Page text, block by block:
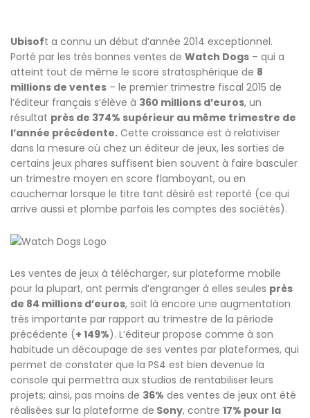
Ubisoft a connu un début d’année 2014 exceptionnel.
Porté par les très bonnes ventes de Watch Dogs – qui a
atteint tout de même le score stratosphérique de 8
millions de ventes – le premier trimestre fiscal 2015 de
l’éditeur français s’élève à 360 millions d’euros, un
résultat près de 374% supérieur au même trimestre de
l’année précédente. Cette croissance est à relativiser
dans la mesure où chez un éditeur de jeux, les sorties de
certains jeux phares suffisent bien souvent à faire basculer
un trimestre moyen en score flamboyant, ou en
cauchemar lorsque le titre tant désiré est reporté (ce qui
arrive aussi et plombe parfois les comptes des sociétés).
Les ventes de jeux à télécharger, sur plateforme mobile
pour la plupart, ont permis d’engranger à elles seules près
de 84 millions d’euros, soit là encore une augmentation
très importante par rapport au trimestre de la période
précédente (+ 149%). L’éditeur propose comme à son
habitude un découpage de ses ventes par plateformes, qui
permet de constater que la PS4 est bien devenue la
console qui permettra aux studios de rentabiliser leurs
projets; ainsi, pas moins de 36% des ventes de jeux ont été
réalisées sur la plateforme de Sony, contre 17% pour la